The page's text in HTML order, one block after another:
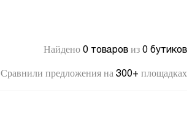
Найдено 0 товаров из 0 бутиков
Сравнили предложения на 300+ площадках